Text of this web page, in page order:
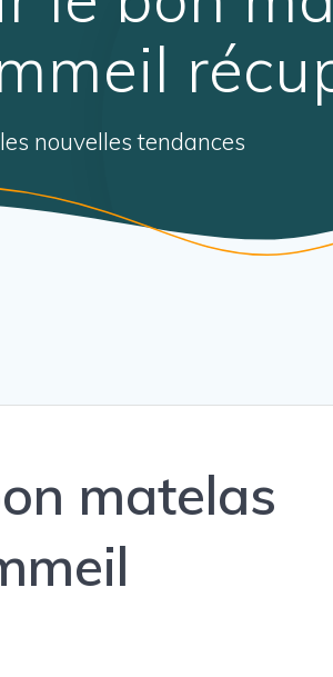
nouvelles tendances
matelas